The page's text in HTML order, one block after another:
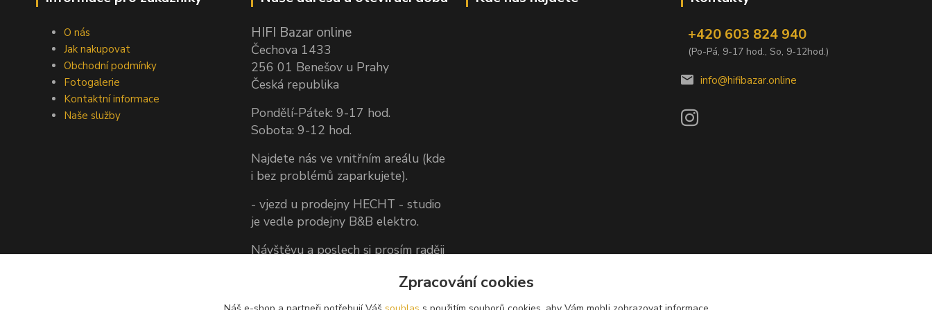
O nás
Jak nakupovat
Obchodní podmínky
Fotogalerie
Kontaktní informace
Naše služby
HIFI Bazar online
Čechova 1433
256 01 Benešov u Prahy
Česká republika
Pondělí-Pátek: 9-17 hod.
Sobota: 9-12 hod.
Najdete nás ve vnitřním areálu (kde
i bez problémů zaparkujete).
- vjezd u prodejny HECHT - studio
je vedle prodejny B&B elektro.
Návštěvu a poslech si prosím raději
(Jezdíme k zákazníkům, nemůžeme
vám tedy zaručit, že nás vždy
+420 603 824 940
(Po-Pá, 9-17 hod., So, 9-12hod.)
info@hifibazar.online
Zpracování cookies